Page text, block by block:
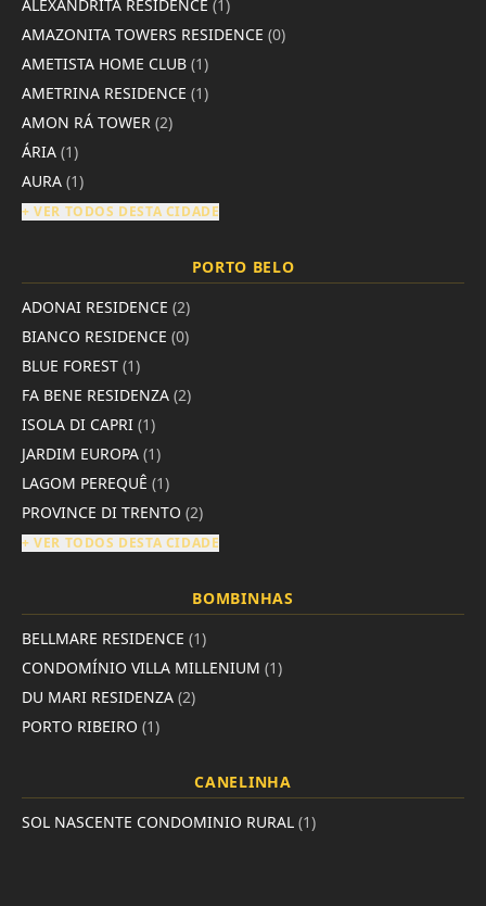
ALEXANDRITA RESIDENCE (1)
AMAZONITA TOWERS RESIDENCE (0)
AMETISTA HOME CLUB (1)
AMETRINA RESIDENCE (1)
AMON RÁ TOWER (2)
ÁRIA (1)
AURA (1)
+ VER TODOS DESTA CIDADE
PORTO BELO
ADONAI RESIDENCE (2)
BIANCO RESIDENCE (0)
BLUE FOREST (1)
FA BENE RESIDENZA (2)
ISOLA DI CAPRI (1)
JARDIM EUROPA (1)
LAGOM PEREQUÊ (1)
PROVINCE DI TRENTO (2)
+ VER TODOS DESTA CIDADE
BOMBINHAS
BELLMARE RESIDENCE (1)
CONDOMÍNIO VILLA MILLENIUM (1)
DU MARI RESIDENZA (2)
PORTO RIBEIRO (1)
CANELINHA
SOL NASCENTE CONDOMINIO RURAL (1)